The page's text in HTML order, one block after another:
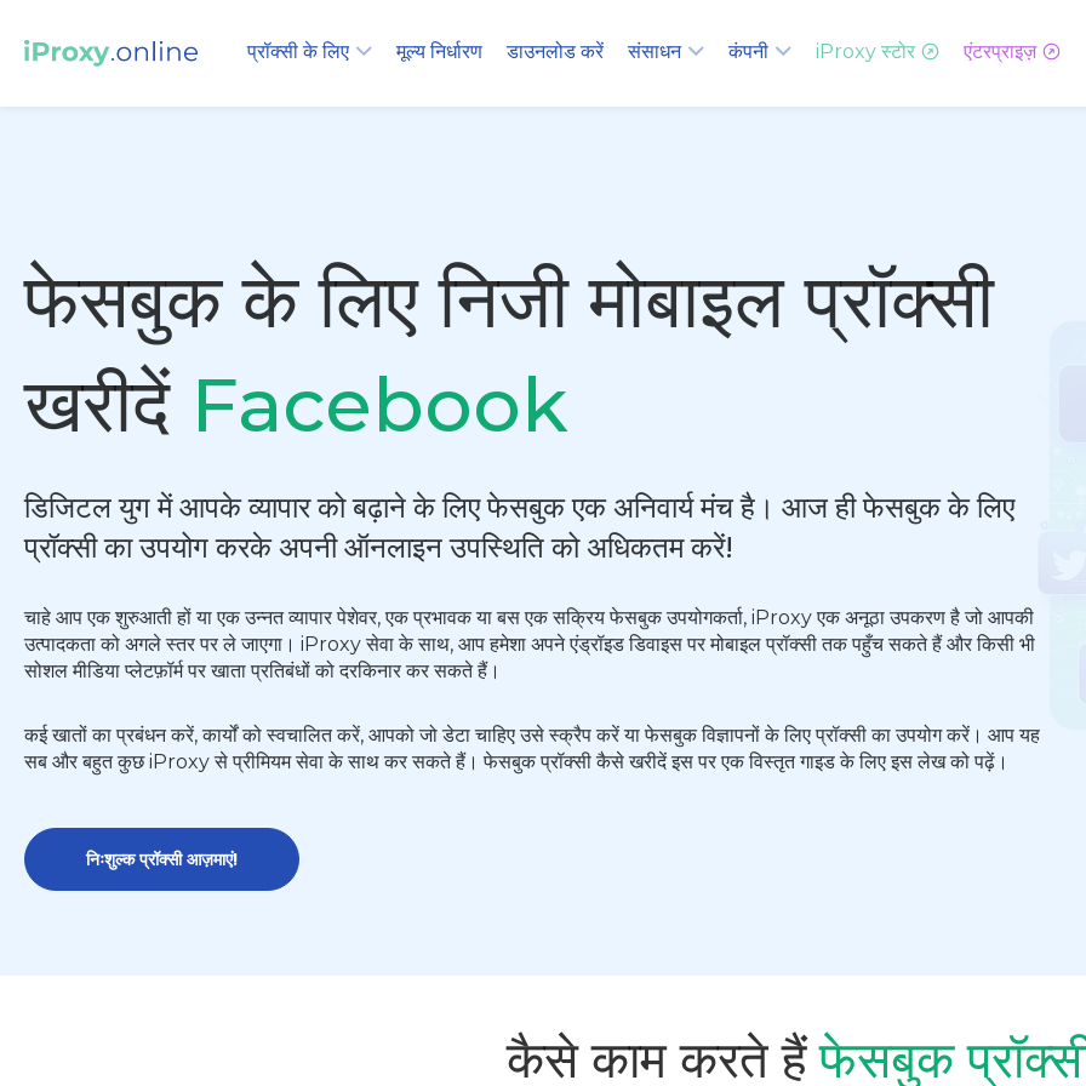
प्रॉक्सी के लिए मूल्य निर्धारण डाउनलोड करें संसाधन कंपनी iProxy स्टोर एंटरप्राइज़
फेसबुक के लिए निजी मोबाइल प्रॉक्सी
खरीदें Facebook
डिजिटल युग में आपके व्यापार को बढ़ाने के लिए फेसबुक एक अनिवार्य मंच है। आज ही फेसबुक के लिए
प्रॉक्सी का उपयोग करके अपनी ऑनलाइन उपस्थिति को अधिकतम करें!
चाहे आप एक शुरुआती हों या एक उन्नत व्यापार पेशेवर, एक प्रभावक या बस एक सक्रिय फेसबुक उपयोगकर्ता, iProxy एक अनूठा उपकरण है जो आपकी
उत्पादकता को अगले स्तर पर ले जाएगा। iProxy सेवा के साथ, आप हमेशा अपने एंड्रॉइड डिवाइस पर मोबाइल प्रॉक्सी तक पहुँच सकते हैं और किसी भी
सोशल मीडिया प्लेटफ़ॉर्म पर खाता प्रतिबंधों को दरकिनार कर सकते हैं।
कई खातों का प्रबंधन करें, कार्यों को स्वचालित करें, आपको जो डेटा चाहिए उसे स्क्रैप करें या फेसबुक विज्ञापनों के लिए प्रॉक्सी का उपयोग करें। आप यह
सब और बहुत कुछ iProxy से प्रीमियम सेवा के साथ कर सकते हैं। फेसबुक प्रॉक्सी कैसे खरीदें इस पर एक विस्तृत गाइड के लिए इस लेख को पढ़ें।
निःशुल्क प्रॉक्सी आज़माएं!
कैसे काम करते हैं फेसबुक